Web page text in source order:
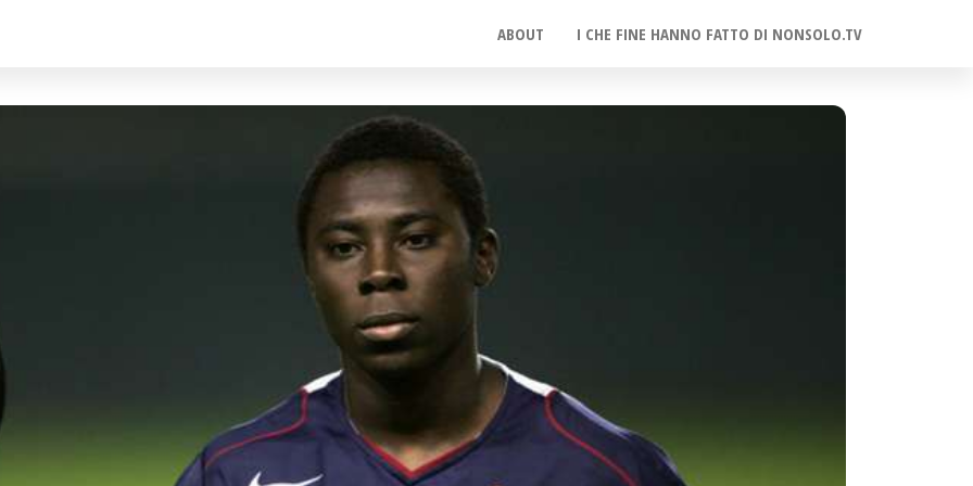
ABOUT I CHE FINE HANNO FATTO DI NONSOLO.TV